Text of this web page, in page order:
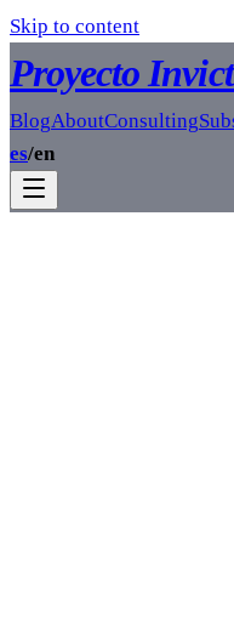
Skip to content
Proyecto
BlogAboutConsulting
es/en